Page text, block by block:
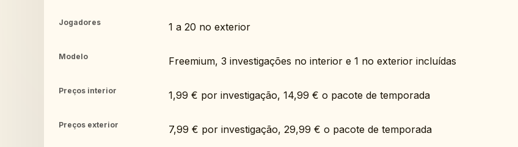
Jogadores 1 a 20 no exterior
Modelo Freemium, 3 investigações no interior e 1 no exterior incluídas
Preços interior 1,99 € por investigação, 14,99 € o pacote de temporada
Preços exterior 7,99 € por investigação, 29,99 € o pacote de temporada